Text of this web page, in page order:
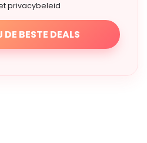
privacybeleid